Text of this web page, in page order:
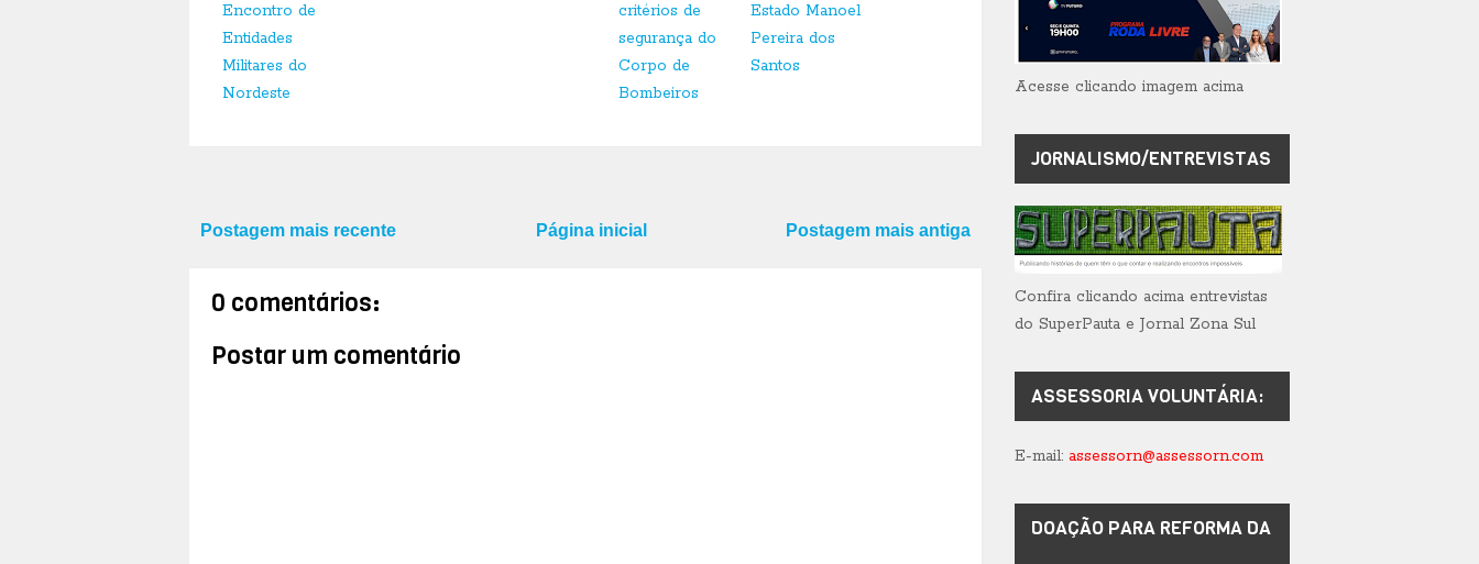
Encontro de
Entidades
Militares do
Nordeste
critérios de
segurança do
Corpo de
Bombeiros
Estado Manoel
Pereira dos
Santos
Postagem mais recente Postagem mais antiga
Página inicial
0 comentários:
Postar um comentário
Acesse clicando imagem acima
JORNALISMO/ENTREVISTAS
Confira clicando acima entrevistas
do SuperPauta e Jornal Zona Sul
ASSESSORIA VOLUNTÁRIA:
E-mail: assessorn@assessorn.com
DOAÇÃO PARA REFORMA DA